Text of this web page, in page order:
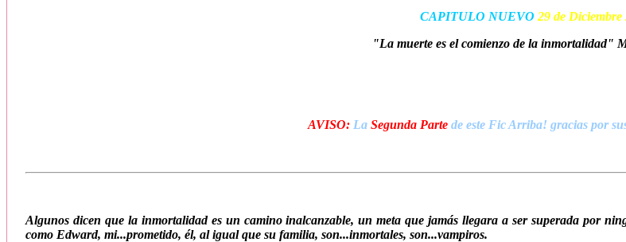
CAPITULO NUEVO 29 de Diciembre
"La muerte es el comienzo de la inmortalidad"
AVISO: La Segunda Parte de este Fic Arriba! gracias por
Algunos dicen que la inmortalidad es un camino inalcanzable, un meta que jamás llegara a ser superada por
como Edward, mi...prometido, él, al igual que su familia, son...inmortales, son...vampiros.